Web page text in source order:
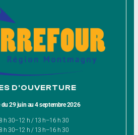
D'OUVERTURE
du 29 juin au 4 septembre 2026
h 30–12 h / 13 h–16 h 30
h 30–12 h / 13 h–16 h 30